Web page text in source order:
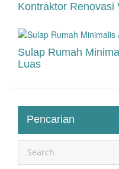
Kontraktor Renovasi
Sulap Rumah
Luas
Pencarian